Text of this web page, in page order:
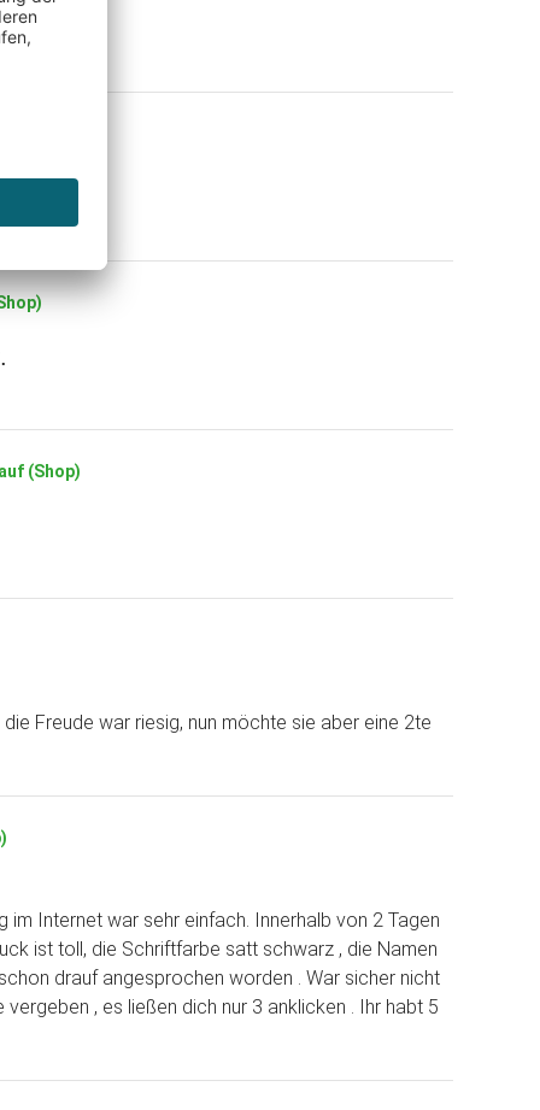
(Shop)
Freude war riesig, nun möchte sie aber eine 2te
Internet war sehr einfach. Innerhalb von 2 Tagen
ist toll, die Schriftfarbe satt schwarz , die Namen
drauf angesprochen worden . War sicher nicht
, es ließen dich nur 3 anklicken . Ihr habt 5